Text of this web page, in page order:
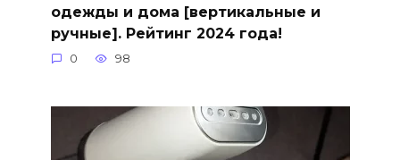
одежды и дома [вертикальные и
ручные]. Рейтинг 2024 года!
0 98